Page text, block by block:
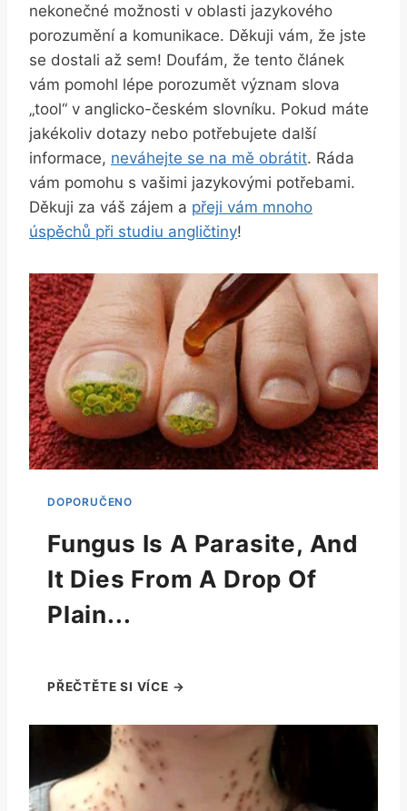
nekonečné možnosti v oblasti jazykového
porozumění a komunikace. Děkuji vám, že jste
se dostali až sem! Doufám, že tento článek
vám pomohl lépe porozumět význam slova
„tool“ v anglicko-českém slovníku. Pokud máte
jakékoliv dotazy nebo potřebujete další
informace, neváhejte se na mě obrátit. Ráda
vám pomohu s vašimi jazykovými potřebami.
Děkuji za váš zájem a přeji vám mnoho
úspěchů při studiu angličtiny!
Fungus Is A Parasite, And
It Dies From A Drop Of
Plain...